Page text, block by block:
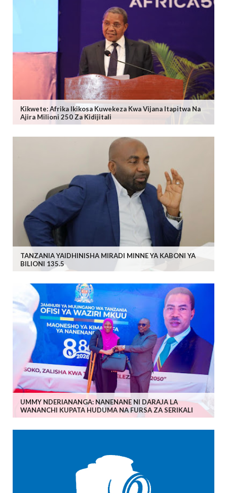
Kikwete: Afrika Ikikosa Kuwekeza Kwa Vijana Itapitwa Na
Ajira Milioni 250 Za Kidijitali
TANZANIA YAIDHINISHA MIRADI MINNE YA KABONI YA
BILIONI 135.5
UMMY NDERIANANGA: NANENANE NI DARAJA LA
WANANCHI KUPATA HUDUMA NA FURSA ZA SERIKALI